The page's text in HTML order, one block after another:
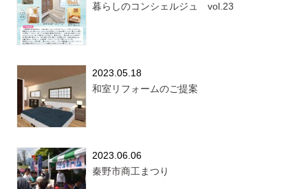
暮らしのコンシェルジュ vol.23
2023.05.18
和室リフォームのご提案
2023.06.06
秦野市商工まつり